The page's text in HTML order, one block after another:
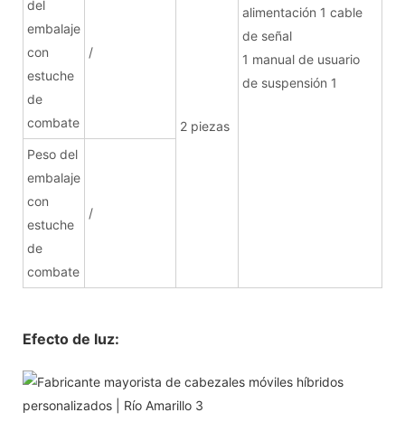
alimentación 1 cable
de señal
1 manual de usuario
de suspensión 1
del
embalaje
con
estuche
de
combate
/
2 piezas
Peso del
embalaje
con
estuche
de
combate
/
Efecto de luz: